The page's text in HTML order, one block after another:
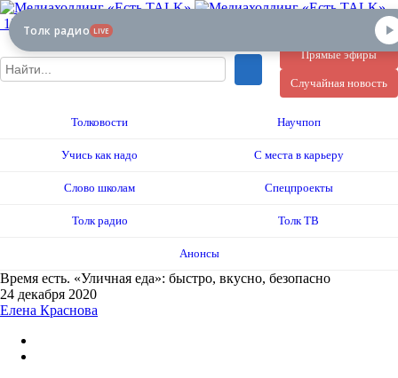
12+
Прямые эфиры
Случайная новость
Толковости Научпоп
Учись как надо С места в карьеру
Слово школам Спецпроекты
Толк радио Толк ТВ
Анонсы
Время есть. «Уличная еда»: быстро, вкусно, безопасно
24 декабря 2020
Елена Краснова
Толк радио LIVE